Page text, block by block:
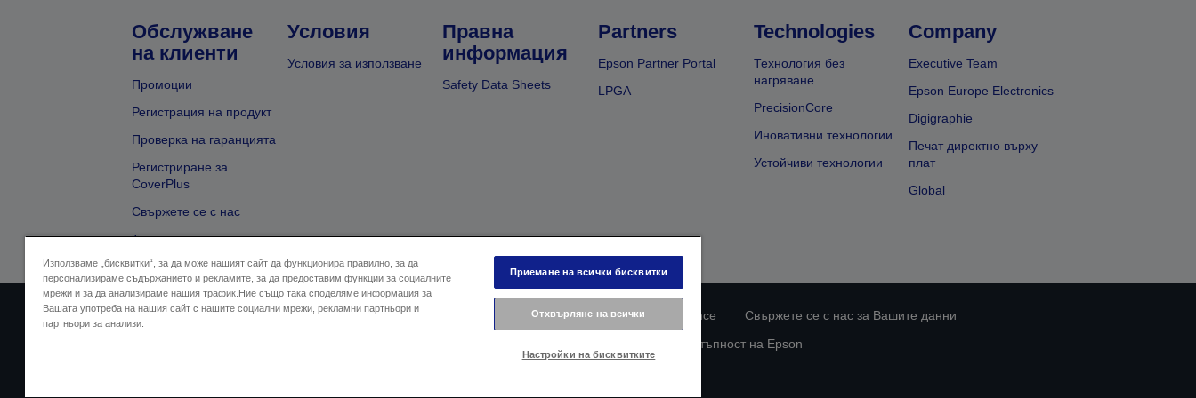
Обслужване
на клиенти
Промоции
Регистрация на продукт
Проверка на гаранцията
Регистриране за
CoverPlus
Свържете се с нас
Търсене на търговец
Условия
Условия за използване
Правна
информация
Safety Data Sheets
Partners
Epson Partner Portal
LPGA
Technologies
Технология без
нагряване
PrecisionCore
Иновативни технологии
Устойчиви технологии
Company
Executive Team
Epson Europe Electronics
Digigraphie
Печат директно върху
плат
Global
Адрес на продавача Декларация за поверителност EU Data Act Compliance
Свържете се с нас за Вашите данни
Ангажимент за достъпност на Epson
Използваме „бисквитки“, за да може нашият сайт да функционира правилно, за да
персонализираме съдържанието и рекламите, за да предоставим функции за социалните
мрежи и за да анализираме нашия трафик.Ние също така споделяме информация за
Вашата употреба на нашия сайт с нашите социални мрежи, рекламни партньори и
партньори за анализи.
Приемане на всички бисквитки
Отхвърляне на всички
Настройки на бисквитките